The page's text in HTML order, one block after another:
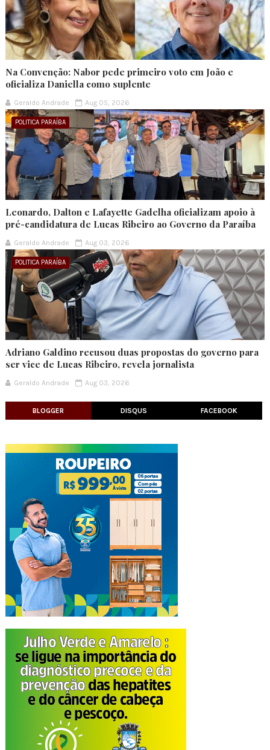
Na Convenção: Nabor pede primeiro voto em João e
oficializa Daniella como suplente
Geraldo Andrade Aug 05, 2026
POLITICA PARAÍBA
Leonardo, Dalton e Lafayette Gadelha oficializam apoio à
pré-candidatura de Lucas Ribeiro ao Governo da Paraíba
Geraldo Andrade Aug 03, 2026
POLITICA PARAÍBA
Adriano Galdino recusou duas propostas do governo para
ser vice de Lucas Ribeiro, revela jornalista
Geraldo Andrade Aug 03, 2026
BLOGGER DISQUS FACEBOOK